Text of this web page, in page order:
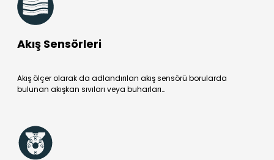
Akış Sensörleri
Akış ölçer olarak da adlandırılan akış sensörü borularda
bulunan akışkan sıvıları veya buharları…